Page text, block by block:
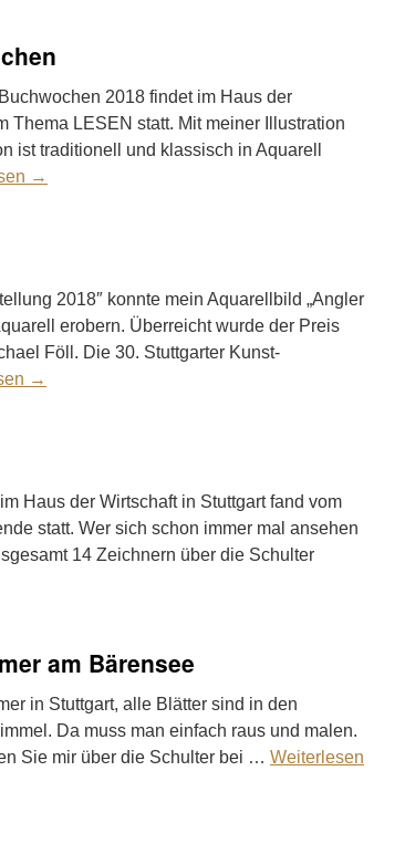
2018 findet im Haus der
Thema LESEN statt. Mit meiner Illustration
ist traditionell und klassisch in Aquarell
→
2018″ konnte mein Aquarellbild „Angler
erobern. Überreicht wurde der Preis
Föll. Die 30. Stuttgarter Kunst-
→
Haus der Wirtschaft in Stuttgart fand vom
statt. Wer sich schon immer mal ansehen
14 Zeichnern über die Schulter
am Bärensee
in Stuttgart, alle Blätter sind in den
Da muss man einfach raus und malen.
Sie mir über die Schulter bei … Weiterlesen